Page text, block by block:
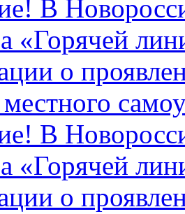
В
«Горячей
о
местного
В
«Горячей
о